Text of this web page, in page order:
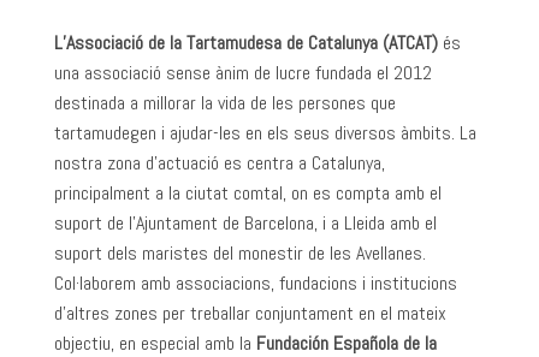
L’Associació de la Tartamudesa de Catalunya (ATCAT)és
una associació sense ànim de lucre fundada el 2012
destinada a millorar la vida de les persones que
tartamudegen i ajudar-les en els seus diversos àmbits. La
nostra zona d’actuació es centra a Catalunya,
principalment a la ciutat comtal, on es compta amb el
suport de l’Ajuntament de Barcelona, i a Lleida amb el
suport dels maristes del monestir de les Avellanes.
Col·laborem amb associacions, fundacions i institucions
d’altres zones per treballar conjuntament en el mateix
objectiu, en especial amb la Fundación Española de la